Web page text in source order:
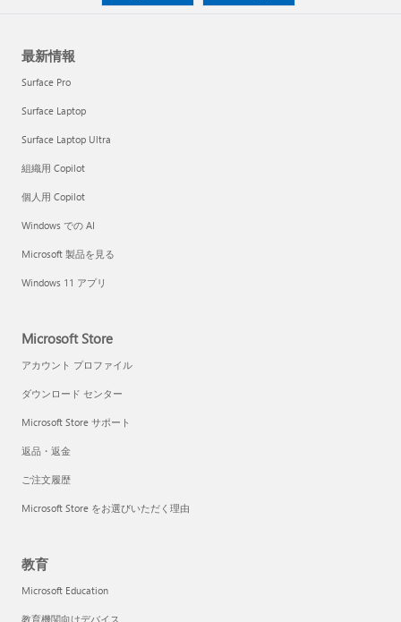
最新情報
Surface Pro
Surface Laptop
Surface Laptop Ultra
組織用 Copilot
個人用 Copilot
Windows での AI
Microsoft 製品を見る
Windows 11 アプリ
Microsoft Store
アカウント プロファイル
ダウンロード センター
Microsoft Store サポート
返品・返金
ご注文履歴
Microsoft Store をお選びいただく理由
教育
Microsoft Education
教育機関向けデバイス